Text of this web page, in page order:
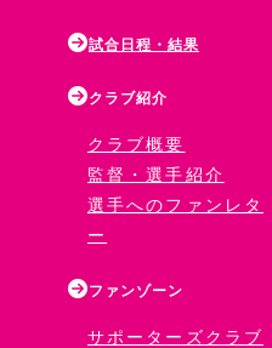
試合日程・結果
クラブ紹介
クラブ概要
監督・選手紹介
選手へのファンレタ
ー
ファンゾーン
サポーターズクラブ